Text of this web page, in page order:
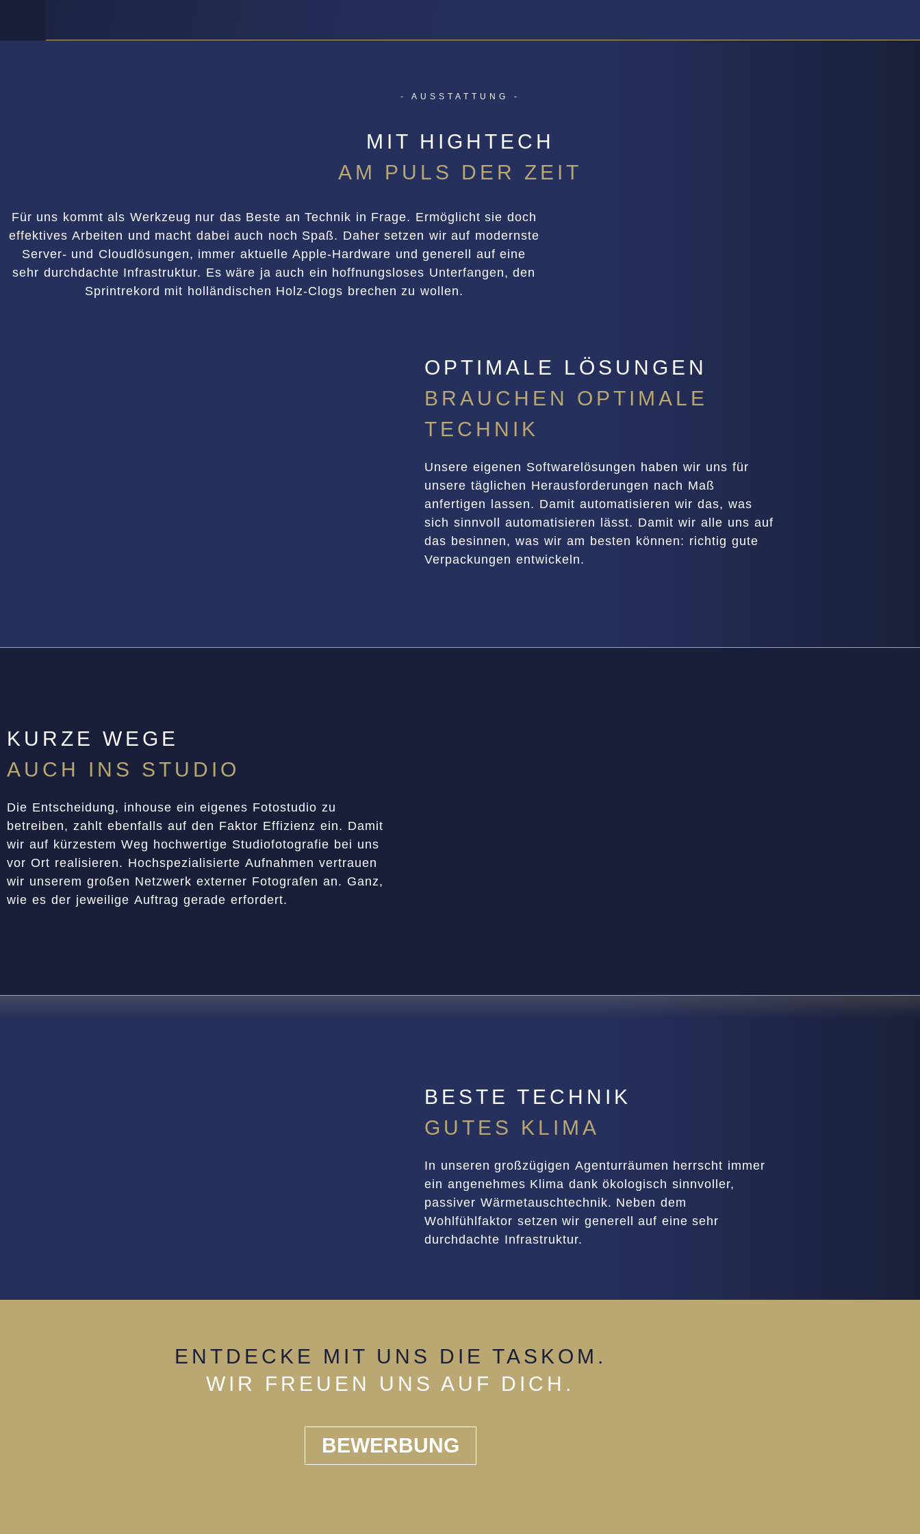
- AUSSTATTUNG -
MIT HIGHTECH
AM PULS DER ZEIT
Für uns kommt als Werkzeug nur das Beste an Technik in Frage. Ermöglicht sie doch
effektives Arbeiten und macht dabei auch noch Spaß. Daher setzen wir auf modernste
Server- und Cloudlösungen, immer aktuelle Apple-Hardware und generell auf eine
sehr durchdachte Infrastruktur. Es wäre ja auch ein hoffnungsloses Unterfangen, den
Sprintrekord mit holländischen Holz-Clogs brechen zu wollen.
OPTIMALE LÖSUNGEN
BRAUCHEN OPTIMALE
TECHNIK
Unsere eigenen Softwarelösungen haben wir uns für
unsere täglichen Herausforderungen nach Maß
anfertigen lassen. Damit automatisieren wir das, was
sich sinnvoll automatisieren lässt. Damit wir alle uns auf
das besinnen, was wir am besten können: richtig gute
Verpackungen entwickeln.
KURZE WEGE
AUCH INS STUDIO
Die Entscheidung, inhouse ein eigenes Fotostudio zu
betreiben, zahlt ebenfalls auf den Faktor Effizienz ein. Damit
wir auf kürzestem Weg hochwertige Studiofotografie bei uns
vor Ort realisieren. Hochspezialisierte Aufnahmen vertrauen
wir unserem großen Netzwerk externer Fotografen an. Ganz,
wie es der jeweilige Auftrag gerade erfordert.
BESTE TECHNIK
GUTES KLIMA
In unseren großzügigen Agenturräumen herrscht immer
ein angenehmes Klima dank ökologisch sinnvoller,
passiver Wärmetauschtechnik. Neben dem
Wohlfühlfaktor setzen wir generell auf eine sehr
durchdachte Infrastruktur.
ENTDECKE MIT UNS DIE TASKOM.
WIR FREUEN UNS AUF DICH.
BEWERBUNG